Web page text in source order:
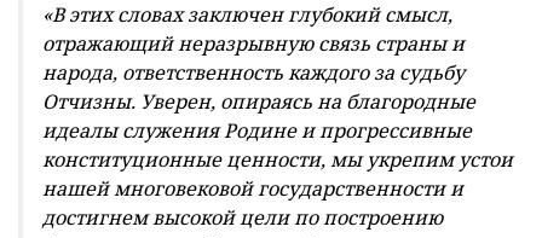
«В этих словах заключен глубокий смысл,
отражающий неразрывную связь страны и
народа, ответственность каждого за судьбу
Отчизны. Уверен, опираясь на благородные
идеалы служения Родине и прогрессивные
конституционные ценности, мы укрепим устои
нашей многовековой государственности и
достигнем высокой цели по построению